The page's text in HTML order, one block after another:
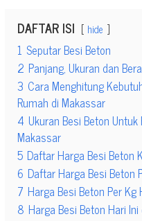
DAFTAR ISI hide
1 Seputar Besi Beton
2 Panjang, Ukuran dan
3 Cara Menghitung
Rumah di Makassar
4 Ukuran Besi Beton
Makassar
5 Daftar Harga Besi Beton
6 Daftar Harga Besi Beton
7 Harga Besi Beton Per
8 Harga Besi Beton Hari